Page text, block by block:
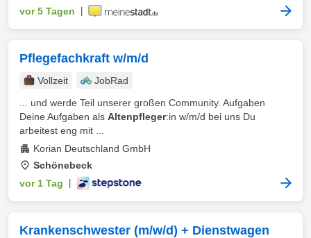
vor 5 Tagen
Pflegefachkraft w/m/d
Vollzeit
JobRad
... und werde Teil unserer großen Community. Aufgaben
Deine Aufgaben als Altenpfleger:in w/m/d bei uns Du
arbeitest eng mit ...
Korian Deutschland GmbH
Schönebeck
vor 1 Tag
Krankenschwester (m/w/d) + Dienstwagen